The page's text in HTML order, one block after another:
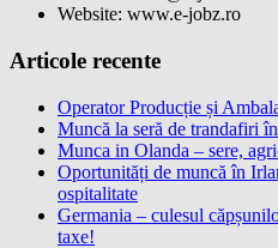
Website: www.e-jobz.ro
Articole recente
Operator Producție și
Muncă la seră de trandafiri
Munca in Olanda – sere,
Oportunități de muncă în
ospitalitate
Germania – culesul
taxe!